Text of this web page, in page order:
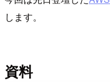
します。
資料